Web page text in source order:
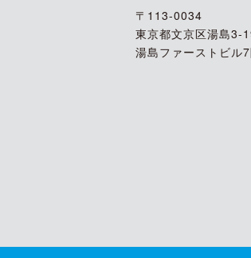
〒113-0034
東京都文京区湯島3-
湯島ファーストビル